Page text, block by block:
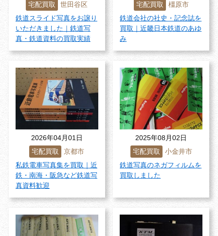
宅配買取
世田谷区
鉄道スライド写真をお譲り
いただきました｜鉄道写
真・鉄道資料の買取実績
宅配買取
橿原市
鉄道会社の社史・記念誌を
買取｜近畿日本鉄道のあゆ
み
2026年04月01日
宅配買取
京都市
私鉄電車写真集を買取｜近
鉄・南海・阪急など鉄道写
真資料歓迎
2025年08月02日
宅配買取
小金井市
鉄道写真のネガフィルムを
買取しました